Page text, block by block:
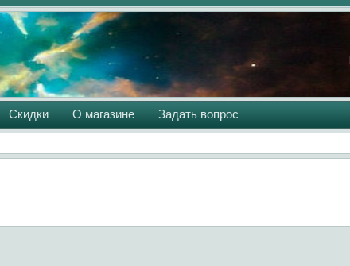
Скидки О магазине Задать вопрос